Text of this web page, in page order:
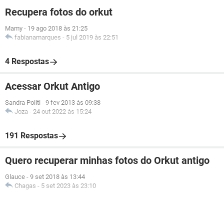
Recupera fotos do orkut
Mamy - 19 ago 2018 às 21:25
fabianamarques - 5 jul 2019 às 22:51
4 Respostas
Acessar Orkut Antigo
Sandra Politi - 9 fev 2013 às 09:38
Joza - 24 out 2022 às 15:24
191 Respostas
Quero recuperar minhas fotos do Orkut antigo
Glauce - 9 set 2018 às 13:44
Chagas - 5 set 2023 às 23:10